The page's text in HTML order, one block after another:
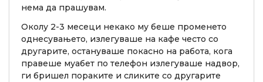
нема да прашувам.
Околу 2-3 месеци некако му беше променето
однесувањето, излегуваше на кафе често со
другарите, остануваше покасно на работа, кога
правеше муабет по телефон излегуваше надвор,
ги бришел пораките и сликите со другарите